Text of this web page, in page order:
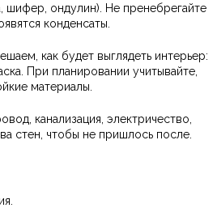
шифер, ондулин). Не пренебрегайте
конденсаты.
как будет выглядеть интерьер:
При планировании учитывайте,
материалы.
канализация, электричество,
стен, чтобы не пришлось после.